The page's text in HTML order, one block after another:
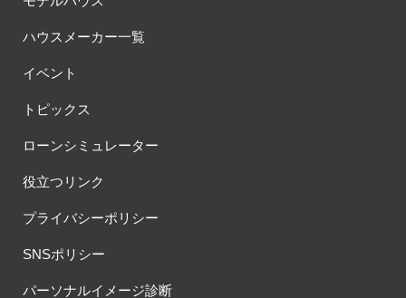
ハウスメーカー一覧
イベント
トピックス
ローンシミュレーター
役立つリンク
プライバシーポリシー
SNSポリシー
パーソナルイメージ診断